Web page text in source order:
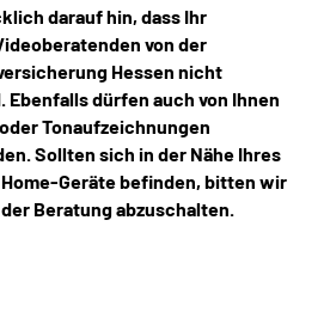
darauf hin, dass Ihr
von der
Hessen nicht
dürfen auch von Ihnen
Tonaufzeichnungen
Sollten sich in der Nähe Ihres
Geräte befinden, bitten wir
Beratung abzuschalten.